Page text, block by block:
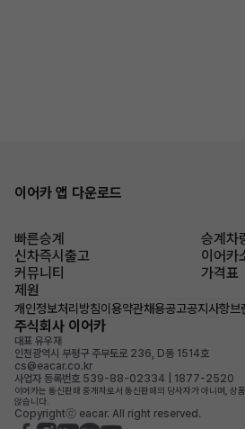
이어카 앱 다운로드
빠른승계
승계차
신차즉시출고
이어카
커뮤니티
가격표
제원
개인정보처리방침이용약관채용공고공지사항브
주식회사 이어카
대표 유우재
인천광역시 부평구 주부토로 236, D동 1514호
cs@eacar.co.kr
사업자 등록번호 539-88-02334 | 1877-2520
이어카는 통신판매 중개자로서 통신판매의 당사자가 아니며, 상
않습니다.
Copyrightⓒ eacar. All right reserved.